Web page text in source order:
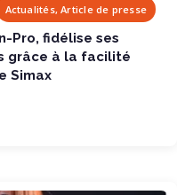
Actualités, Article de presse
Pro, fidélise ses
grâce à la facilité
Simax